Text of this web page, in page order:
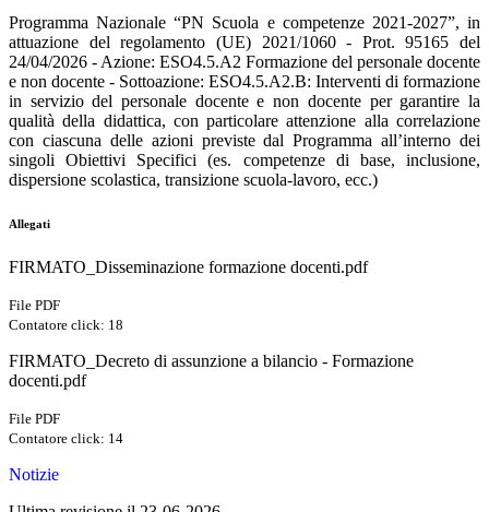
Programma Nazionale “PN Scuola e competenze 2021-2027”, in
attuazione del regolamento (UE) 2021/1060 - Prot. 95165 del
24/04/2026 - Azione: ESO4.5.A2 Formazione del personale docente
e non docente - Sottoazione: ESO4.5.A2.B: Interventi di formazione
in servizio del personale docente e non docente per garantire la
qualità della didattica, con particolare attenzione alla correlazione
con ciascuna delle azioni previste dal Programma all’interno dei
singoli Obiettivi Specifici (es. competenze di base, inclusione,
dispersione scolastica, transizione scuola-lavoro, ecc.)
Allegati
FIRMATO_Disseminazione formazione docenti.pdf
File PDF
Contatore click: 18
FIRMATO_Decreto di assunzione a bilancio - Formazione
docenti.pdf
File PDF
Contatore click: 14
Notizie